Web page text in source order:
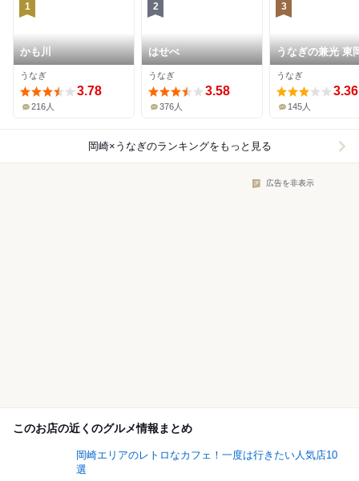
1
かも川
うなぎ
3.78
216人
2
はせべ
うなぎ
3.58
376人
3
うなぎの兼光 東
店
うなぎ
3.36
145人
岡崎×うなぎのランキングをもっと見る
広告を非表示
このお店の近くのグルメ情報まとめ
岡崎エリアのレトロなカフェ！一度は行きたい人気店10
選